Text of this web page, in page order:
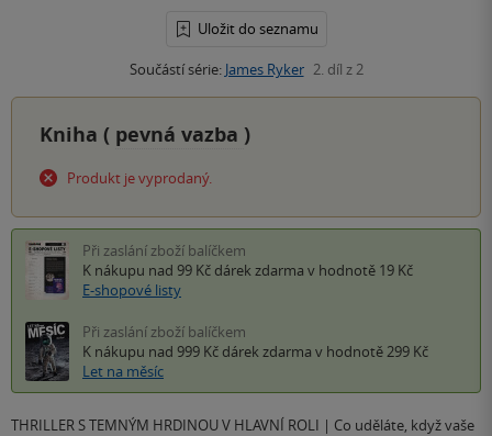
Uložit do seznamu
Součástí série: James Ryker 2. díl z 2
Kniha ( pevná vazba )
Produkt je vyprodaný.
Při zaslání zboží balíčkem
K nákupu nad 99 Kč dárek zdarma v hodnotě 19 Kč
E-shopové listy
Při zaslání zboží balíčkem
K nákupu nad 999 Kč dárek zdarma v hodnotě 299 Kč
Let na měsíc
THRILLER S TEMNÝM HRDINOU V HLAVNÍ ROLI | Co uděláte, když vaše